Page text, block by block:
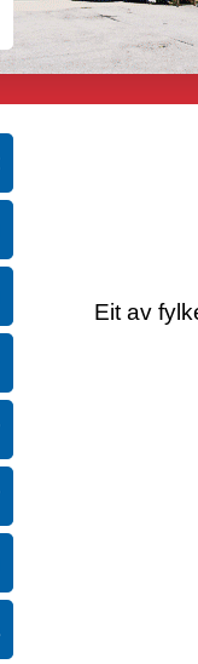
Eit av